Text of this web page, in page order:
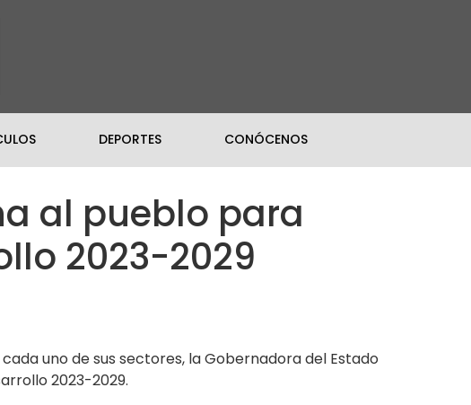
DEPORTES CONÓCENOS
al pueblo para
2023-2029
uno de sus sectores, la Gobernadora del Estado
2023-2029.